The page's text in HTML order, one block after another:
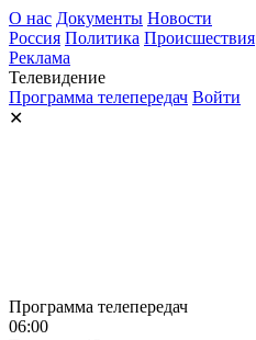
О нас Документы Новости
Россия Политика Происшествия
Реклама
Телевидение
Программа телепередач Войти
✕
Программа телепередач
06:00